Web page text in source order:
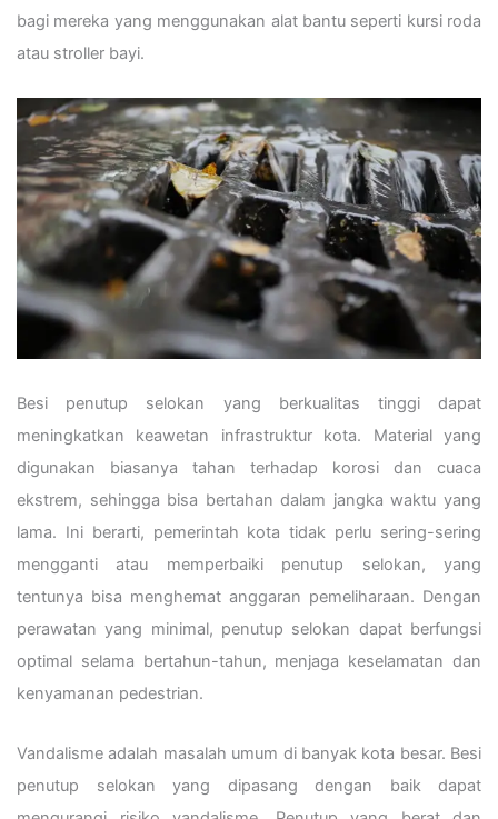
bagi mereka yang menggunakan alat bantu seperti kursi roda
atau stroller bayi.
Besi penutup selokan yang berkualitas tinggi dapat
meningkatkan keawetan infrastruktur kota. Material yang
digunakan biasanya tahan terhadap korosi dan cuaca
ekstrem, sehingga bisa bertahan dalam jangka waktu yang
lama. Ini berarti, pemerintah kota tidak perlu sering-sering
mengganti atau memperbaiki penutup selokan, yang
tentunya bisa menghemat anggaran pemeliharaan. Dengan
perawatan yang minimal, penutup selokan dapat berfungsi
optimal selama bertahun-tahun, menjaga keselamatan dan
kenyamanan pedestrian.
Vandalisme adalah masalah umum di banyak kota besar. Besi
penutup selokan yang dipasang dengan baik dapat